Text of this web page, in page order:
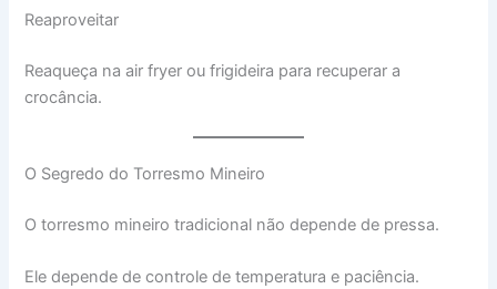
Reaproveitar
Reaqueça na air fryer ou frigideira para recuperar a
crocância.
O Segredo do Torresmo Mineiro
O torresmo mineiro tradicional não depende de pressa.
Ele depende de controle de temperatura e paciência.